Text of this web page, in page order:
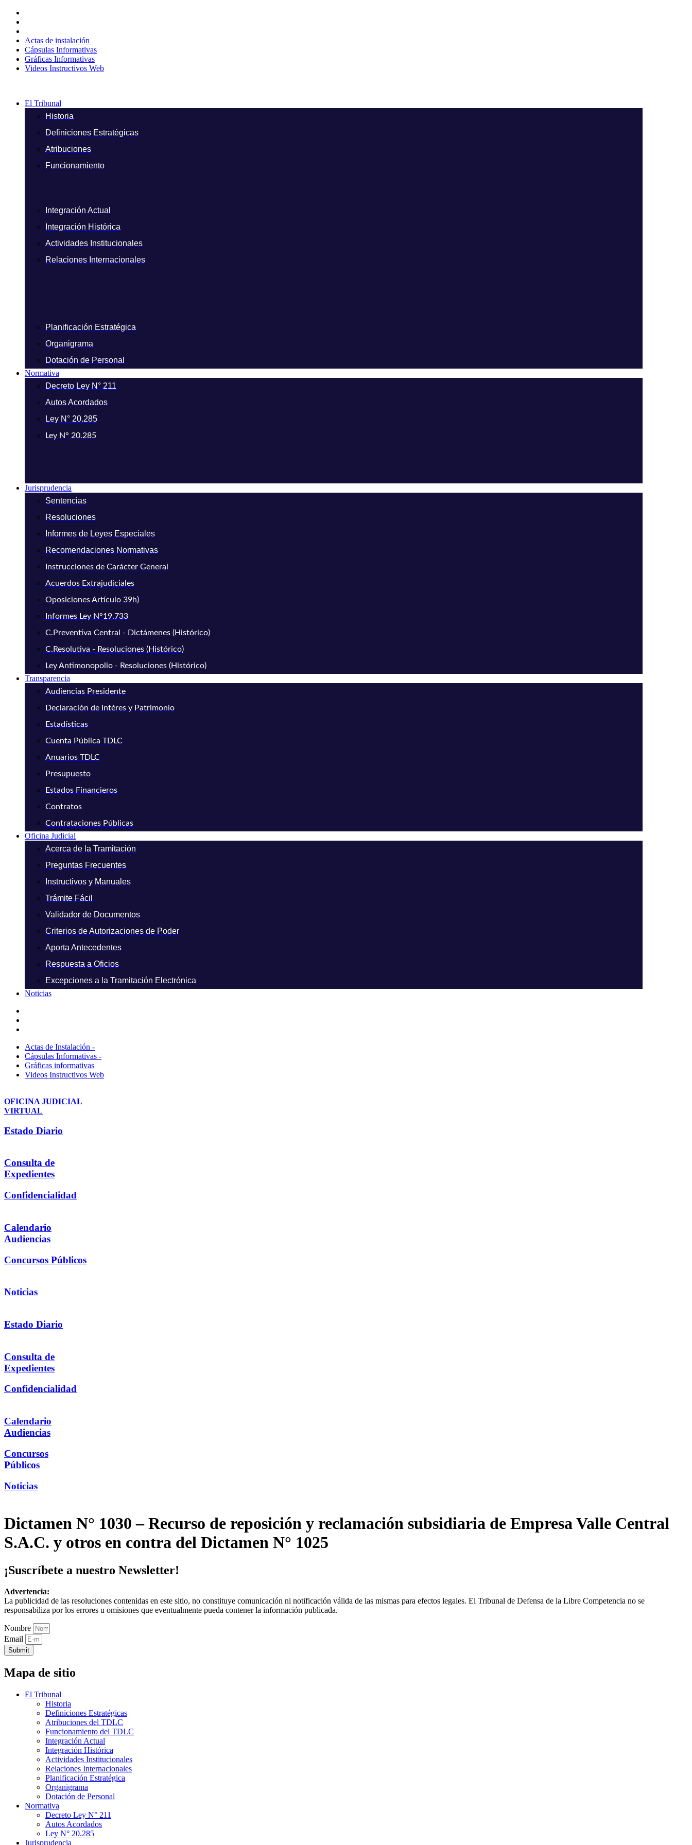
contenido
Actas de instalación
Cápsulas Informativas
Gráficas Informativas
Videos Instructivos Web
El Tribunal
Historia
Definiciones Estratégicas
Atribuciones
Funcionamiento
Integración Actual
Integración Histórica
Actividades Institucionales
Relaciones Internacionales
Planificación Estratégica
Organigrama
Dotación de Personal
Normativa
Decreto Ley N° 211
Autos Acordados
Ley N° 20.285
Ley N° 20.285
Jurisprudencia
Sentencias
Resoluciones
Informes de Leyes Especiales
Recomendaciones Normativas
Instrucciones de Carácter General
Acuerdos Extrajudiciales
Oposiciones Artículo 39h)
Informes Ley N°19.733
C.Preventiva Central - Dictámenes (Histórico)
C.Resolutiva - Resoluciones (Histórico)
Ley Antimonopolio - Resoluciones (Histórico)
Transparencia
Audiencias Presidente
Declaración de Intéres y Patrimonio
Estadísticas
Cuenta Pública TDLC
Anuarios TDLC
Presupuesto
Estados Financieros
Contratos
Contrataciones Públicas
Oficina Judicial
Acerca de la Tramitación
Preguntas Frecuentes
Instructivos y Manuales
Trámite Fácil
Validador de Documentos
Criterios de Autorizaciones de Poder
Aporta Antecedentes
Respuesta a Oficios
Excepciones a la Tramitación Electrónica
Noticias
Actas de Instalación -
Cápsulas Informativas -
Gráficas informativas
Videos Instructivos Web
OFICINA JUDICIAL
VIRTUAL
Estado Diario
Consulta de
Expedientes
Confidencialidad
Calendario
Audiencias
Concursos Públicos
Noticias
Estado Diario
Consulta de
Expedientes
Confidencialidad
Calendario
Audiencias
Concursos
Públicos
Noticias
Dictamen N° 1030 – Recurso de reposición y reclamación subsidiaria de Empresa Valle Central
S.A.C. y otros en contra del Dictamen N° 1025
¡Suscríbete a nuestro Newsletter!
Advertencia:
La publicidad de las resoluciones contenidas en este sitio, no constituye comunicación ni notificación válida de las mismas para efectos legales. El Tribunal de Defensa de la Libre Competencia no se
responsabiliza por los errores u omisiones que eventualmente pueda contener la información publicada.
Nombre
Email
Submit
Mapa de sitio
El Tribunal
Historia
Definiciones Estratégicas
Atribuciones del TDLC
Funcionamiento del TDLC
Integración Actual
Integración Histórica
Actividades Institucionales
Relaciones Internacionales
Planificación Estratégica
Organigrama
Dotación de Personal
Normativa
Decreto Ley N° 211
Autos Acordados
Ley N° 20.285
Jurisprudencia